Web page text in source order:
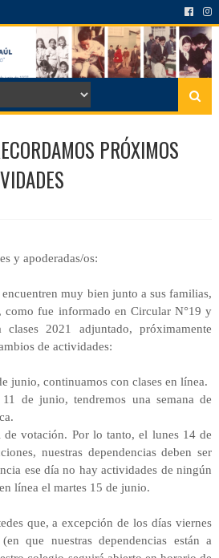
PRÓXIMOS
y apoderadas/os:
encuentren muy bien junto a sus familias,
como fue informado en Circular N°19 y
2021 adjuntado, próximamente
de actividades:
junio, continuamos con clases en línea.
de junio, tendremos una semana de
votación. Por lo tanto, el lunes 14 de
nuestras dependencias deben ser
ese día no hay actividades de ningún
línea el martes 15 de junio.
que, a excepción de los días viernes
que nuestras dependencias están a